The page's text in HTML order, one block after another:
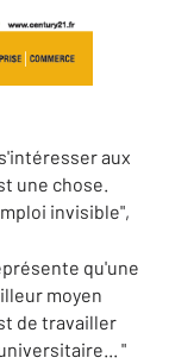
aux
une chose.
invisible",
qu'une
moyen
de travailler
"